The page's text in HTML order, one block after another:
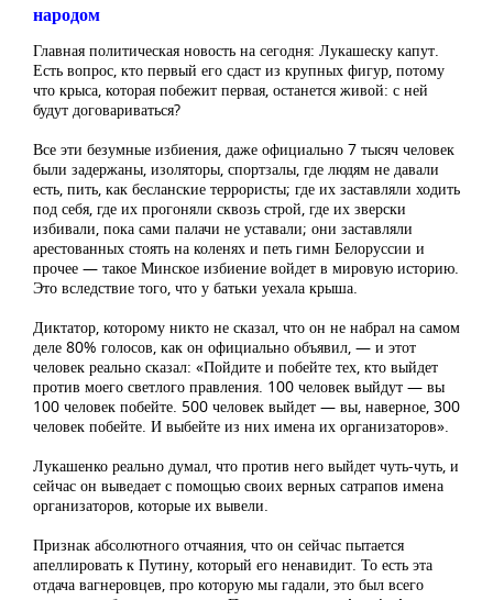
народом
Главная политическая новость на сегодня: Лукашеску капут.
Есть вопрос, кто первый его сдаст из крупных фигур, потому
что крыса, которая побежит первая, останется живой: с ней
будут договариваться?
Все эти безумные избиения, даже официально 7 тысяч человек
были задержаны, изоляторы, спортзалы, где людям не давали
есть, пить, как бесланские террористы; где их заставляли ходить
под себя, где их прогоняли сквозь строй, где их зверски
избивали, пока сами палачи не уставали; они заставляли
арестованных стоять на коленях и петь гимн Белоруссии и
прочее — такое Минское избиение войдет в мировую историю.
Это вследствие того, что у батьки уехала крыша.
Диктатор, которому никто не сказал, что он не набрал на самом
деле 80% голосов, как он официально объявил, — и этот
человек реально сказал: «Пойдите и побейте тех, кто выйдет
против моего светлого правления. 100 человек выйдут — вы
100 человек побейте. 500 человек выйдет — вы, наверное, 300
человек побейте. И выбейте из них имена их организаторов».
Лукашенко реально думал, что против него выйдет чуть-чуть, и
сейчас он выведает с помощью своих верных сатрапов имена
организаторов, которые их вывели.
Признак абсолютного отчаяния, что он сейчас пытается
апеллировать к Путину, который его ненавидит. То есть эта
отдача вагнеровцев, про которую мы гадали, это был всего